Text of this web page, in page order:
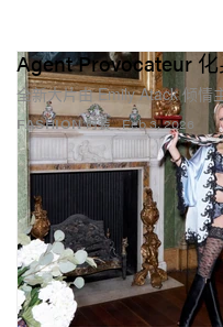
FASHION 时装
Agent Provocateur
全新大片由 Emily Atack 倾情
Feb 3, 2026